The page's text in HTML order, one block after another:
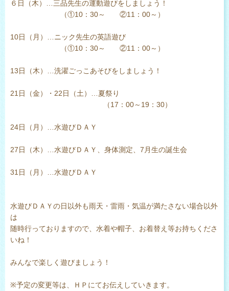
６日（木）…三品先生の運動遊びをしましょう！
（①10：30～ ②11：00～）
10日（月）…ニック先生の英語遊び
（①10：30～ ②11：00～）
13日（木）…洗濯ごっこあそびをしましょう！
21日（金）・22日（土）…夏祭り
（17：00～19：30）
24日（月）…水遊びＤＡＹ
27日（木）…水遊びＤＡＹ、身体測定、7月生の誕生会
31日（月）…水遊びＤＡＹ
水遊びＤＡＹの日以外も雨天・雷雨・気温が満たさない場合以外
は
随時行っておりますので、水着や帽子、お着替え等お持ちくださ
いね！
みんなで楽しく遊びましょう！
※予定の変更等は、ＨＰにてお伝えしていきます。